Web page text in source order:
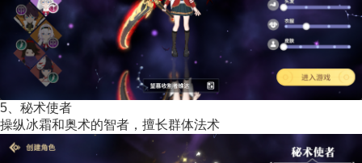
5、秘术使者
操纵冰霜和奥术的智者，擅长群体法术